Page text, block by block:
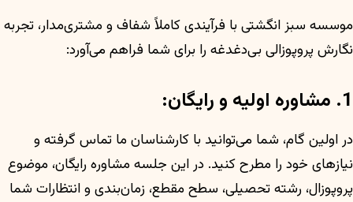
موسسه سبز انگشتی با فرآیندی کاملاً شفاف و مشتری‌مدار، تجربه
نگارش پروپوزالی بی‌دغدغه را برای شما فراهم می‌آورد:
1. مشاوره اولیه و رایگان:
در اولین گام، شما می‌توانید با کارشناسان ما تماس گرفته و
نیازهای خود را مطرح کنید. در این جلسه مشاوره رایگان، موضوع
پروپوزال، رشته تحصیلی، سطح مقطع، زمان‌بندی و انتظارات شما